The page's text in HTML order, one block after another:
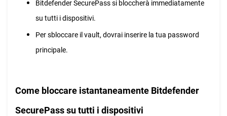
Bitdefender SecurePass si bloccherà immediatamente
su tutti i dispositivi.
Per sbloccare il vault, dovrai inserire la tua password
principale.
Come bloccare istantaneamente Bitdefender
SecurePass su tutti i dispositivi